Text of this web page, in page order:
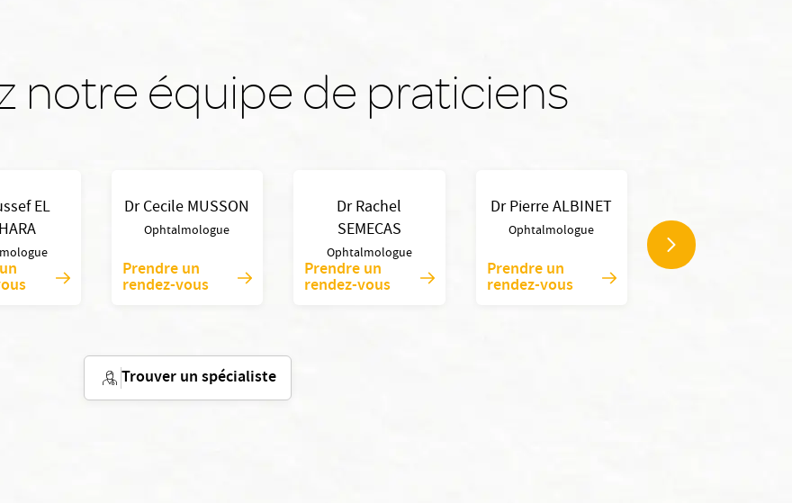
notre équipe de praticiens
EL
Dr Cecile MUSSON
Ophtalmologue
Prendre un
rendez-vous
Dr Rachel
SEMECAS
Ophtalmologue
Prendre un
rendez-vous
Dr Pierre ALBINET
Ophtalmologue
Prendre un
rendez-vous
Ophtalmologue
Trouver un spécialiste